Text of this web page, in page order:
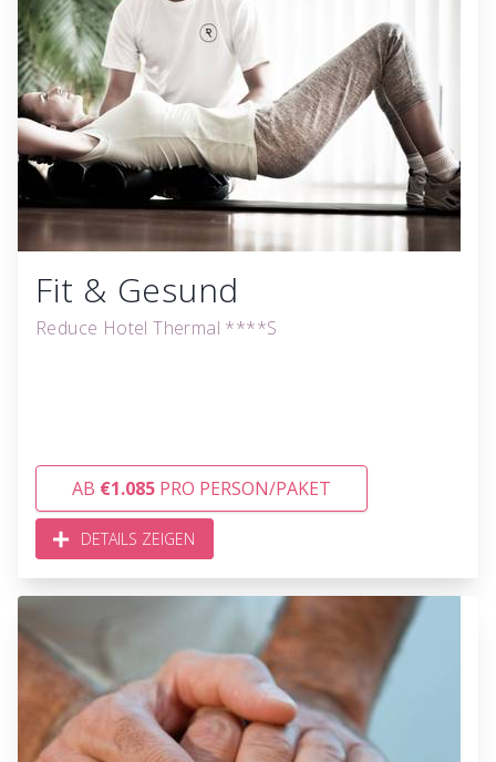
Fit & Gesund
Reduce Hotel Thermal ****S
AB €1.085 PRO PERSON/PAKET
DETAILS ZEIGEN